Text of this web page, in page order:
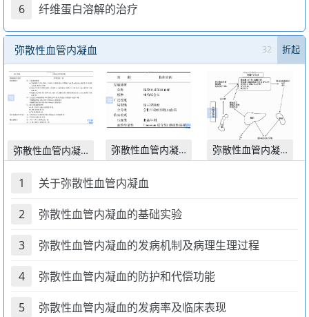
6 纤维蛋白溶解的治疗
弥散性血管内凝血 32 折起
弥散性血管内凝血的诊 弥散性血管内凝血的发 弥散性血管内凝血的防
1 关于弥散性血管内凝血
2 弥散性血管内凝血的基础实验
3 弥散性血管内凝血的发病机制及病理生理过程
4 弥散性血管内凝血的防护和代偿功能
5 弥散性血管内凝血的发病率及临床表现